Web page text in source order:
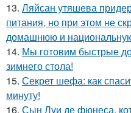
13. Ляйсан утяшева
питания, но при этом не
домашнюю и
14. Мы готовим быстрые
зимнего стола!
15. Секрет шефа: как
минуту!
16. Сын Луи де фюнеса,